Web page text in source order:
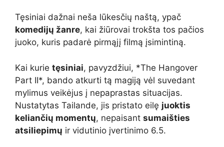
Tęsiniai dažnai neša lūkesčių naštą, ypač
komedijų žanre, kai žiūrovai trokšta tos pačios
juoko, kuris padarė pirmąjį filmą įsimintiną.
Kai kurie tęsiniai, pavyzdžiui, *The Hangover
Part II*, bando atkurti tą magiją vėl suvedant
mylimus veikėjus į nepaprastas situacijas.
Nustatytas Tailande, jis pristato eilę juoktis
keliančių momentų, nepaisant sumaišties
atsiliepimų ir vidutinio įvertinimo 6.5.